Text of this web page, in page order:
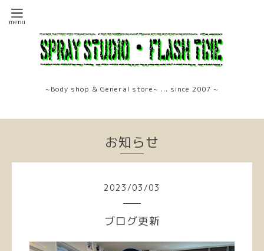
~Body shop & General store~ ... since 2007 ~
お知らせ
2023/03/03
ブログ更新